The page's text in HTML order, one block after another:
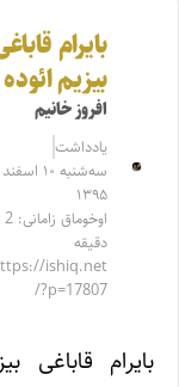
بایرام
بیزیم ائوده
افروز خانیم
یادداشت
سه‌شنبه ۱۰ اسفند
۱۳۹۵
اوخوماق زامانی: 2
دقیقه
ishiq.net
/?p=17807
بایرام قاباغی